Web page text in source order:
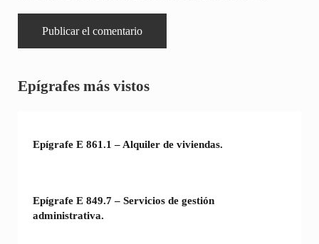
Sidebar
Epígrafes más vistos
Epígrafe E 861.1 – Alquiler de viviendas.
Epígrafe E 849.7 – Servicios de gestión
administrativa.